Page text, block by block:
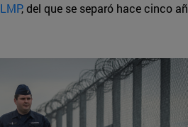
LMP, del que se separó hace cinco